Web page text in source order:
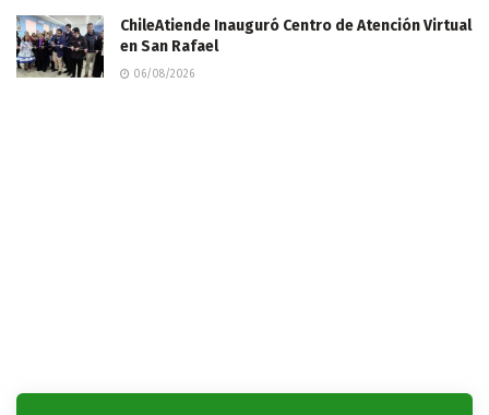
ChileAtiende Inauguró Centro de Atención Virtual
en San Rafael
06/08/2026